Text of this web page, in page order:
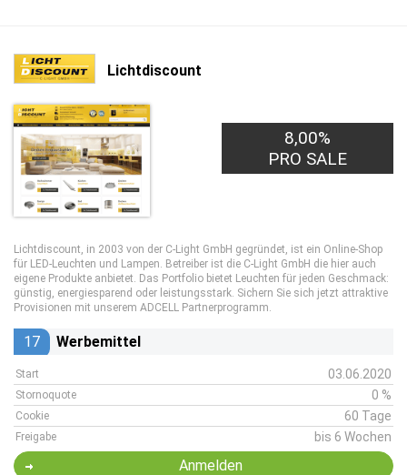
Lichtdiscount
8,00%
PRO SALE
Lichtdiscount, in 2003 von der C-Light GmbH gegründet, ist ein Online-Shop
für LED-Leuchten und Lampen. Betreiber ist die C-Light GmbH die hier auch
eigene Produkte anbietet. Das Portfolio bietet Leuchten für jeden Geschmack:
günstig, energiesparend oder leistungsstark. Sichern Sie sich jetzt attraktive
Provisionen mit unserem ADCELL Partnerprogramm.
17 Werbemittel
Start 03.06.2020
Stornoquote 0 %
Cookie 60 Tage
Freigabe bis 6 Wochen
Anmelden